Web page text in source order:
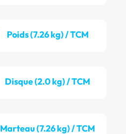
Poids (7.26 kg) / TCM
Disque (2.0 kg) / TCM
Marteau (7.26 kg) / TCM